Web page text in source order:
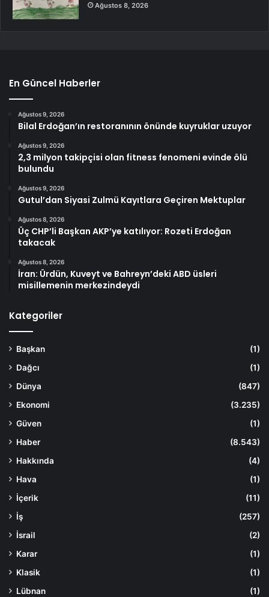
Ağustos 8, 2026
En Güncel Haberler
Ağustos 9, 2026
Bilal Erdoğan’ın restoranının önünde kuyruklar uzuyor
Ağustos 9, 2026
2,3 milyon takipçisi olan fitness fenomeni evinde ölü
bulundu
Ağustos 9, 2026
Gutul’dan Siyasi Zulmü Kayıtlara Geçiren Mektuplar
Ağustos 8, 2026
Üç CHP’li Başkan AKP’ye katılıyor: Rozeti Erdoğan
takacak
Ağustos 8, 2026
İran: Ürdün, Kuveyt ve Bahreyn’deki ABD üsleri
misillemenin merkezindeydi
Kategoriler
Başkan
(1)
Dağcı
(1)
Dünya
(847)
Ekonomi
(3.235)
Güven
(1)
Haber
(8.543)
Hakkında
(4)
Hava
(1)
İçerik
(11)
İş
(257)
İsrail
(2)
Karar
(1)
Klasik
(1)
Lübnan
(1)